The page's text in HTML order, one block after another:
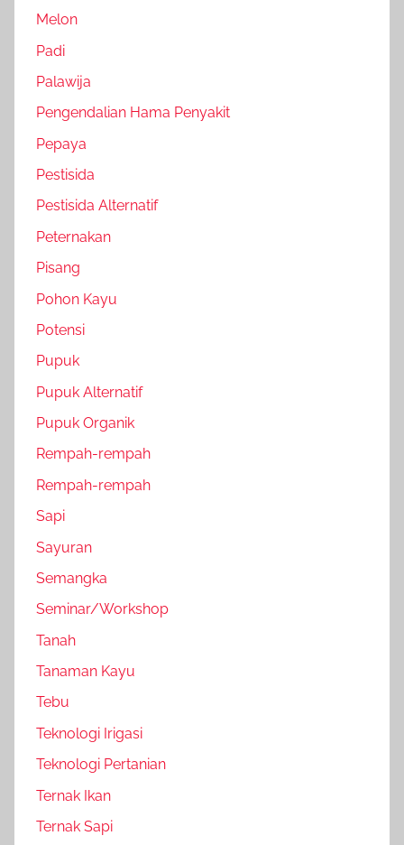
Melon
Padi
Palawija
Pengendalian Hama Penyakit
Pepaya
Pestisida
Pestisida Alternatif
Peternakan
Pisang
Pohon Kayu
Potensi
Pupuk
Pupuk Alternatif
Pupuk Organik
Rempah-rempah
Rempah-rempah
Sapi
Sayuran
Semangka
Seminar/Workshop
Tanah
Tanaman Kayu
Tebu
Teknologi Irigasi
Teknologi Pertanian
Ternak Ikan
Ternak Sapi